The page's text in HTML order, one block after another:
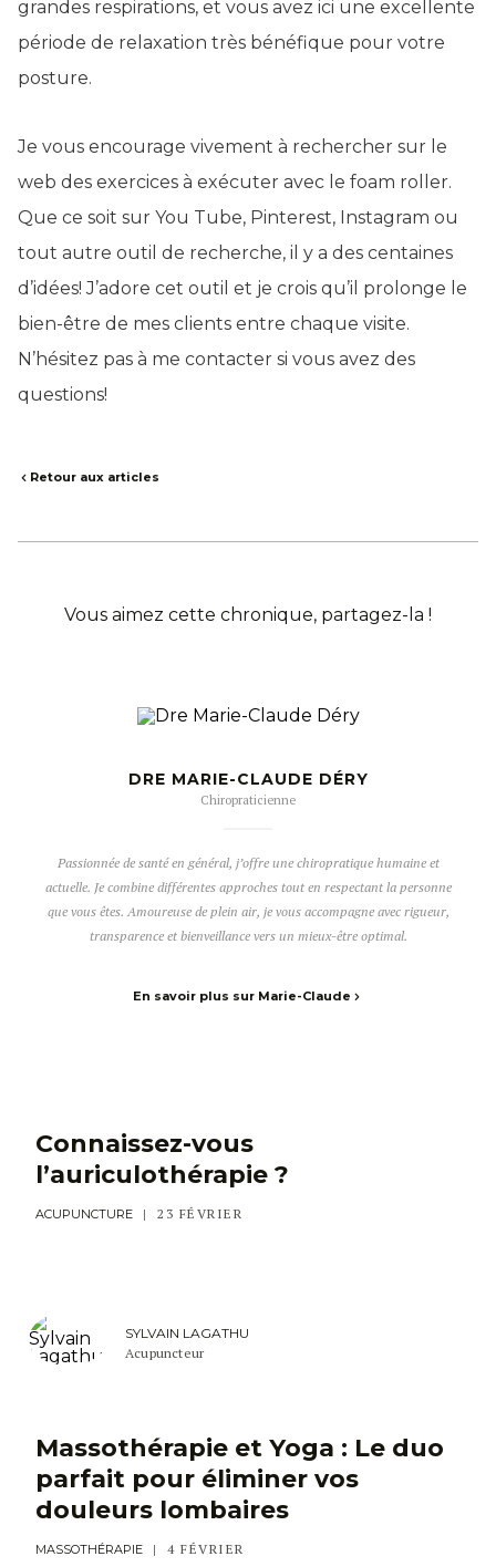
grandes respirations, et vous avez ici une excellente
période de relaxation très bénéfique pour votre
posture.
Je vous encourage vivement à rechercher sur le
web des exercices à exécuter avec le foam roller.
Que ce soit sur You Tube, Pinterest, Instagram ou
tout autre outil de recherche, il y a des centaines
d’idées! J’adore cet outil et je crois qu’il prolonge le
bien-être de mes clients entre chaque visite.
N’hésitez pas à me contacter si vous avez des
questions!
Retour aux articles
Vous aimez cette chronique, partagez-la !
DRE MARIE-CLAUDE DÉRY
Chiropraticienne
Passionnée de santé en général, j’offre une chiropratique humaine et
actuelle. Je combine différentes approches tout en respectant la personne
que vous êtes. Amoureuse de plein air, je vous accompagne avec rigueur,
transparence et bienveillance vers un mieux-être optimal.
En savoir plus sur Marie-Claude
Connaissez-vous
l’auriculothérapie ?
ACUPUNCTURE 23 FÉVRIER
SYLVAIN LAGATHU
Acupuncteur
Massothérapie et Yoga : Le duo
parfait pour éliminer vos
douleurs lombaires
MASSOTHÉRAPIE 4 FÉVRIER